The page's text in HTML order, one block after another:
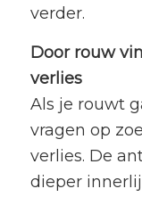
verder.
Door rouw
verlies
Als je rouwt
vragen op
verlies. De
dieper